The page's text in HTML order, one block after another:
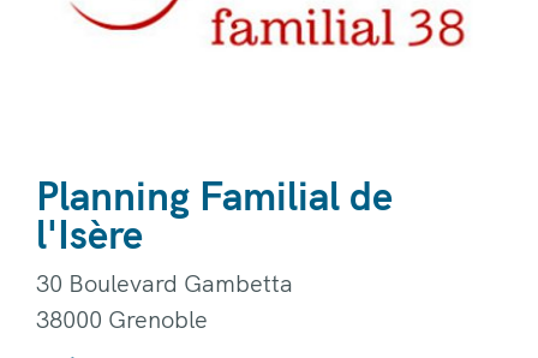
Planning Familial de
l'Isère
30 Boulevard Gambetta
38000 Grenoble